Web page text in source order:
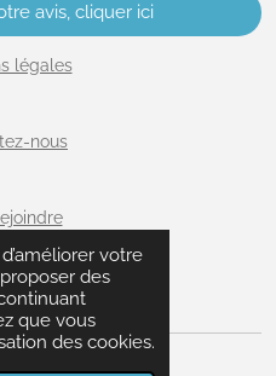
votre
des
que vous
des cookies.
avis, cliquer ici
légales
nous
site